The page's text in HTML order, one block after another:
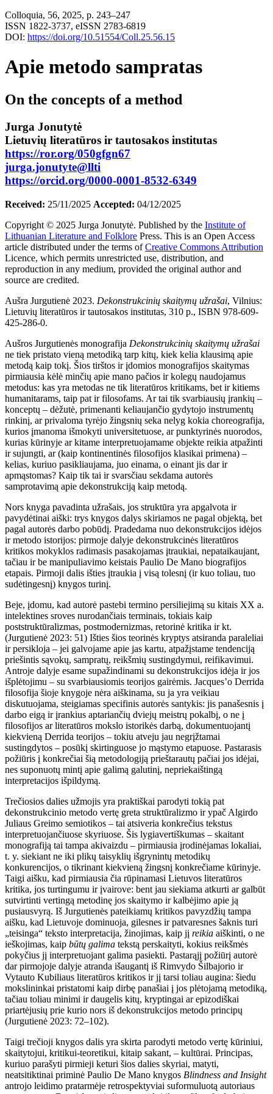
Colloquia, 56, 2025, p. 243–247
ISSN 1822-3737, eISSN 2783-6819
DOI: https://doi.org/10.51554/Coll.25.56.15
Apie metodo sampratas
On the concepts of a method
Jurga Jonutytė
Lietuvių literatūros ir tautosakos institutas
https://ror.org/050gfgn67
jurga.jonutyte@llti
https://orcid.org/0000-0001-8532-6349
Received: 25/11/2025 Accepted: 04/12/2025
Copyright © 2025 Jurga Jonutytė. Published by the Institute of
Lithuanian Literature and Folklore Press. This is an Open Access
article distributed under the terms ofCreative Commons Attribution
Licence, which permits unrestricted use, distribution, and
reproduction in any medium, provided the original author and
source are credited.
Aušra Jurgutienė 2023. Dekonstrukcinių skaitymų užrašai, Vilnius:
Lietuvių literatūros ir tautosakos institutas, 310 p., ISBN 978-609-
425-286-0.
Aušros Jurgutienės monografija Dekonstrukcinių skaitymų užrašai
ne tiek pristato vieną metodiką tarp kitų, kiek kelia klausimą apie
metodą kaip tokį. Šios tirštos ir įdomios monografijos skaitymas
pirmiausia kėlė minčių apie mano pačios ir kolegų naudojamus
metodus: kas yra metodas ne tik literatūros kritikams, bet ir kitiems
humanitarams, taip pat ir filosofams. Ar tai tik svarbiausių įrankių –
konceptų – dėžutė, primenanti keliaujančio gydytojo instrumentų
rinkinį, ar privaloma tyrėjo žingsnių seka nelyg kokia choreografija,
kurios įmanoma išmokyti universitetuose, ar punktyrinės nuorodos,
kurias kūrinyje ar kitame interpretuojamame objekte reikia atpažinti
ir sujungti, ar (kaip kontinentinės filosofijos klasikai primena) –
kelias, kuriuo pasikliaujama, juo einama, o einant jis dar ir
apmąstomas? Kaip tik tai ir svarsčiau sekdama autorės
samprotavimą apie dekonstrukciją kaip metodą.
Nors knyga pavadinta užrašais, jos struktūra yra apgalvota ir
pavydėtinai aiški: trys knygos dalys skiriamos ne pagal objektą, bet
pagal autorės darbo pobūdį. Pradedama nuo dekonstrukcijos idėjos
ir metodo istorijos: pirmoje dalyje dekonstrukcinės literatūros
kritikos mokyklos radimasis pasakojamas įtraukiai, nepataikaujant,
tačiau ir be manipuliavimo keistais Paulio De Mano biografijos
etapais. Pirmoji dalis išties įtraukia į visą tolesnį (ir kuo toliau, tuo
sudėtingesnį) knygos turinį.
Beje, įdomu, kad autorė pastebi termino persiliejimą su kitais XX a.
intelektines sroves nurodančiais terminais, tokiais kaip
poststruktūralizmas, postmodernizmas, retorinė kritika ir kt.
(Jurgutienė 2023: 51) Išties šios teorinės kryptys atsiranda paraleliai
ir persikloja – jei galvojame apie jas kartu, atpažįstame tendenciją
priešintis sąvokų, sampratų, reikšmių sustingdymui, reifikavimui.
Antroje dalyje esame supažindinami su dekonstrukcijos idėja ir jos
išplėtojimu – su svarbiausiomis teorijos gairėmis. Jacques’o Derrida
filosofija šioje knygoje nėra aiškinama, su ja yra veikiau
diskutuojama, steigiamas specifinis autorės santykis: jis panašesnis į
darbo eigą ir įrankius aptariančių dviejų meistrų pokalbį, o ne į
filosofijos ar literatūros mokslo istorikės darbą, dokumentuojantį
kiekvieną Derrida teorijos – tokiu atveju jau negrįžtamai
sustingdytos – posūkį skirtinguose jo mąstymo etapuose. Pastarasis
požiūris į konkrečiai šią metodologiją prieštarautų pačiai jos idėjai,
nes suponuotų mintį apie galimą galutinį, nepriekaištingą
interpretacijos išpildymą.
Trečiosios dalies užmojis yra praktiškai parodyti tokią pat
dekonstrukcinio metodo vertę greta struktūralizmo ir ypač Algirdo
Juliaus Greimo semiotikos – tai atsiveria konkrečius tekstus
interpretuojančiuose skyriuose. Šis lygiavertiškumas – skaitant
monografiją tai tampa akivaizdu – pirmiausia įrodinėjamas lokaliai,
t. y. siekiant ne iki plikų taisyklių išgrynintų metodikų
konkurencijos, o tikrinant kiekvieną žingsnį konkrečiame kūrinyje.
Taigi aišku, kad pirmiausia čia rūpinamasi Lietuvos literatūros
kritika, jos turtingumu ir įvairove: bent jau siekiama atkurti ar galbūt
sutvirtinti vertingą metodinę jos skaitymo ir kalbėjimo apie ją
pusiausvyrą. Iš Jurgutienės pateikiamų kritikos pavyzdžių tampa
aišku, kad Lietuvoje dominuoja, gilesnes ir patvaresnes šaknis turi
„teisinga“ teksto interpretacija, žinojimas, kaip jį reikia aiškinti, o ne
ieškojimas, kaip būtų galima tekstą perskaityti, kokius reikšmės
pokyčius jį interpretuojant galima pasiekti. Pastarąjį požiūrį autorė
dar pirmojoje dalyje atranda išaugantį iš Rimvydo Šilbajorio ir
Vytauto Kubiliaus literatūros kritikos ir jį tarsi toliau augina: šiedu
mokslininkai pristatomi kaip dirbę panašiai į jos plėtojamą metodiką,
tačiau toliau minimi ir daugelis kitų, kryptingai ar epizodiškai
priartėjusių prie kurio nors iš dekonstrukcijos metodo principų
(Jurgutienė 2023: 72–102).
Taigi trečioji knygos dalis yra skirta parodyti metodo vertę kūriniui,
skaitytojui, kritikui-teoretikui, kitaip sakant, – kultūrai. Principas,
kuriuo parašyti pirmieji keturi šios dalies skyriai, matyti,
neatsitiktinai priminė Paulio De Mano knygos Blindness and Insight
antrojo leidimo pratarmėje retrospektyviai suformuluotą autoriaus